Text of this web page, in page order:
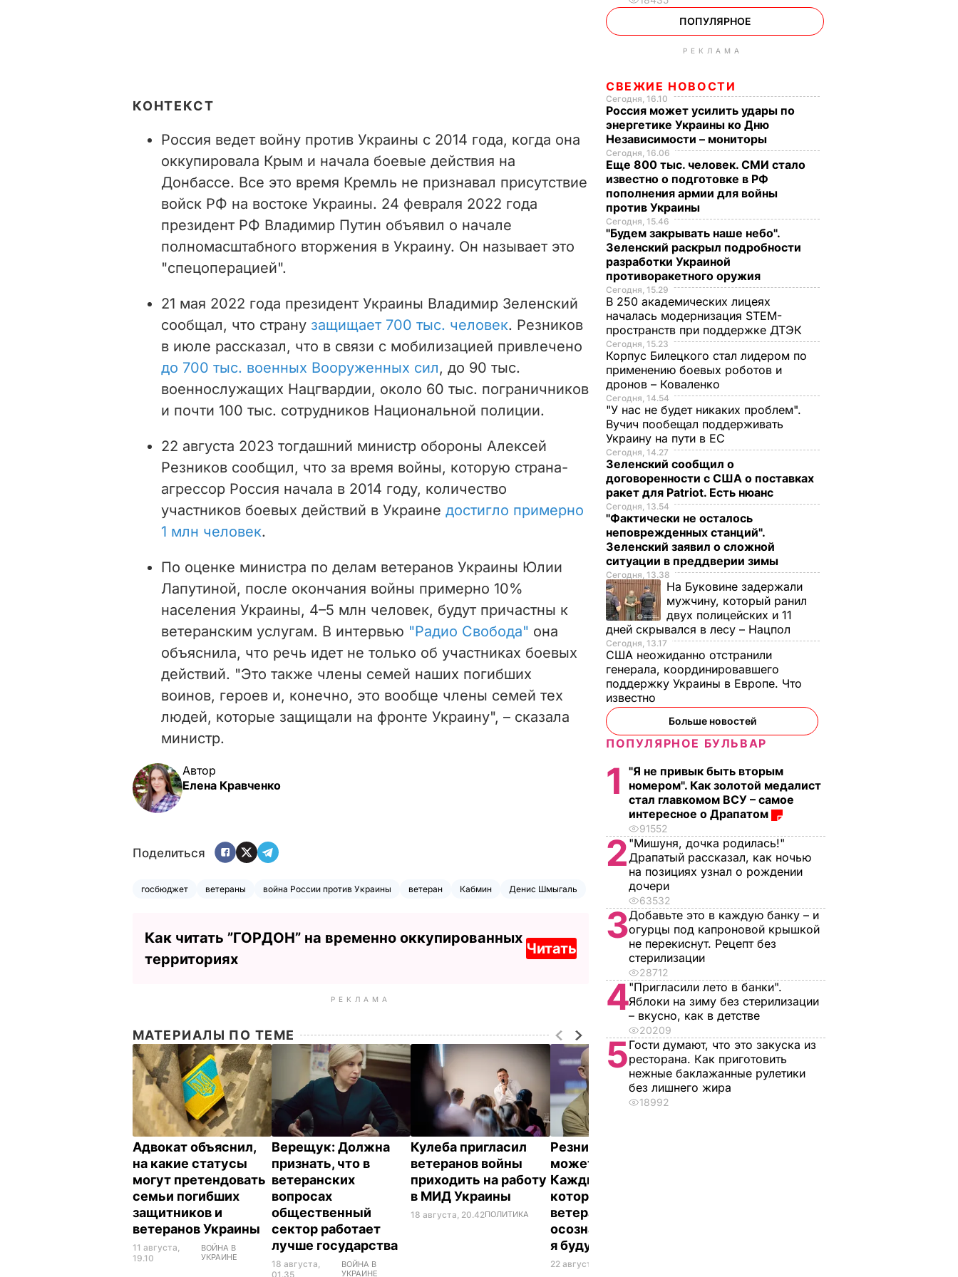
КОНТЕКСТ
Россия ведет войну против Украины с 2014 года, когда она
оккупировала Крым и начала боевые действия на
Донбассе. Все это время Кремль не признавал присутствие
войск РФ на востоке Украины. 24 февраля 2022 года
президент РФ Владимир Путин объявил о начале
полномасштабного вторжения в Украину. Он называет это
"спецоперацией".
21 мая 2022 года президент Украины Владимир Зеленский
сообщал, что страну защищает 700 тыс. человек. Резников
в июле рассказал, что в связи с мобилизацией привлечено
до 700 тыс. военных Вооруженных сил, до 90 тыс.
военнослужащих Нацгвардии, около 60 тыс. пограничников
и почти 100 тыс. сотрудников Национальной полиции.
22 августа 2023 тогдашний министр обороны Алексей
Резников сообщил, что за время войны, которую страна-
агрессор Россия начала в 2014 году, количество
участников боевых действий в Украине достигло примерно
1 млн человек.
По оценке министра по делам ветеранов Украины Юлии
Лапутиной, после окончания войны примерно 10%
населения Украины, 4–5 млн человек, будут причастны к
ветеранским услугам. В интервью "Радио Свобода" она
объяснила, что речь идет не только об участниках боевых
действий. "Это также члены семей наших погибших
воинов, героев и, конечно, это вообще члены семей тех
людей, которые защищали на фронте Украину", – сказала
министр.
Автор
Елена Кравченко
Поделиться
госбюджет ветераны война России против Украины ветеран Кабмин Денис Шмыгаль
Как читать ”ГОРДОН” на временно оккупированных
территориях
Читать
РЕКЛАМА
МАТЕРИАЛЫ ПО ТЕМЕ
Адвокат объяснил,
на какие статусы
могут претендовать
семьи погибших
защитников и
ветеранов Украины
11 августа,
19.10
ВОЙНА В
УКРАИНЕ
Верещук: Должна
признать, что в
ветеранских
вопросах
общественный
сектор работает
лучше государства
18 августа,
01.35
ВОЙНА В
УКРАИНЕ
Кулеба пригласил
ветеранов войны
приходить на работу
в МИД Украины
18 августа, 20.42ПОЛИТИКА
Резников: Война
может быть долгой.
Каждый украинец,
который видит
ветерана, должен
осознавать: "Завтра
я буду на его месте"
22 августа, 17.12
ПОПУЛЯРНОЕ
РЕКЛАМА
СВЕЖИЕ НОВОСТИ
Сегодня, 16.10
Россия может усилить удары по
энергетике Украины ко Дню
Независимости – мониторы
Сегодня, 16.06
Еще 800 тыс. человек. СМИ стало
известно о подготовке в РФ
пополнения армии для войны
против Украины
Сегодня, 15.46
"Будем закрывать наше небо".
Зеленский раскрыл подробности
разработки Украиной
противоракетного оружия
Сегодня, 15.29
В 250 академических лицеях
началась модернизация STEM-
пространств при поддержке ДТЭК​
Сегодня, 15.23
Корпус Билецкого стал лидером по
применению боевых роботов и
дронов – Коваленко
Сегодня, 14.54
"У нас не будет никаких проблем".
Вучич пообещал поддерживать
Украину на пути в ЕС
Сегодня, 14.27
Зеленский сообщил о
договоренности с США о поставках
ракет для Patriot. Есть нюанс
Сегодня, 13.54
"Фактически не осталось
неповрежденных станций".
Зеленский заявил о сложной
ситуации в преддверии зимы
Сегодня, 13.38
На Буковине задержали
мужчину, который ранил
двух полицейских и 11
дней скрывался в лесу – Нацпол
Сегодня, 13.17
США неожиданно отстранили
генерала, координировавшего
поддержку Украины в Европе. Что
известно
Больше новостей
ПОПУЛЯРНОЕ БУЛЬВАР
1
"Я не привык быть вторым
номером". Как золотой медалист
стал главкомом ВСУ – самое
интересное о Драпатом
91552
2 "Мишуня, дочка родилась!"
Драпатый рассказал, как ночью
на позициях узнал о рождении
дочери
63532
3Добавьте это в каждую банку – и
огурцы под капроновой крышкой
не перекиснут. Рецепт без
стерилизации
28712
4"Пригласили лето в банки".
Яблоки на зиму без стерилизации
– вкусно, как в детстве
20209
5Гости думают, что это закуска из
ресторана. Как приготовить
нежные баклажанные рулетики
без лишнего жира
18992